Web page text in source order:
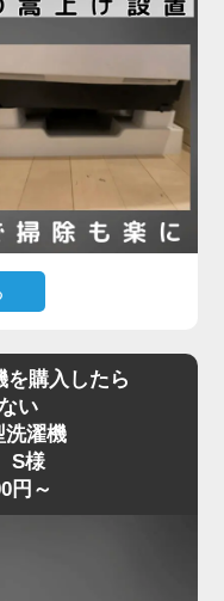
、奥まで入らず断
栓の出っ張りであ
ない「壁ピタ水
すっきり収まるス
洗濯機を慎重に搬
接続、動作確認ま
円～で、機器の扱
ートしています。
は済まない場合も
干渉が障害になる
際は、ぜひ専門業
で、的確な対応を
嵩上げしないとい
たものの、「洗濯
というお悩みで、
施工事例をご紹介
のドラム式洗濯
非常に重く、ご自
を購入したら
い
濯機
S様
円～